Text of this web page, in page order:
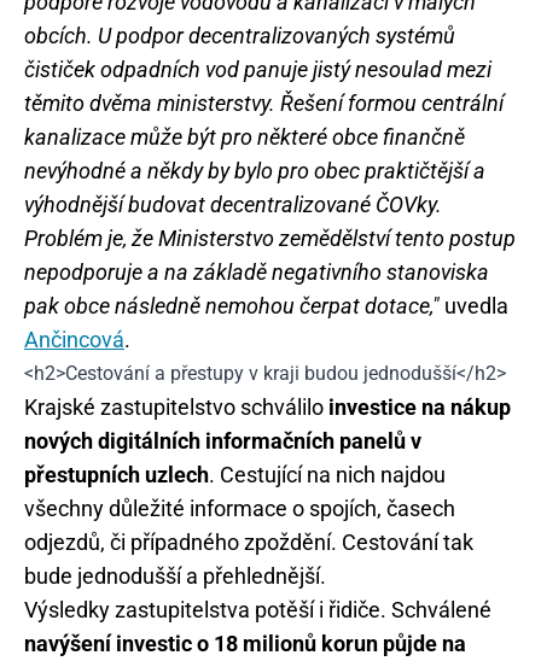
obcích. U podpor decentralizovaných systémů
čističek odpadních vod panuje jistý nesoulad mezi
těmito dvěma ministerstvy. Řešení formou centrální
kanalizace může být pro některé obce finančně
nevýhodné a někdy by bylo pro obec praktičtější a
výhodnější budovat decentralizované ČOVky.
Problém je, že Ministerstvo zemědělství tento postup
nepodporuje a na základě negativního stanoviska
pak obce následně nemohou čerpat dotace," uvedla
Ančincová.
<h2>Cestování a přestupy v kraji budou jednodušší</h2>
Krajské zastupitelstvo schválilo investice na nákup
nových digitálních informačních panelů v
přestupních uzlech. Cestující na nich najdou
všechny důležité informace o spojích, časech
odjezdů, či případného zpoždění. Cestování tak
bude jednodušší a přehlednější.
Výsledky zastupitelstva potěší i řidiče. Schválené
navýšení investic o 18 milionů korun půjde na